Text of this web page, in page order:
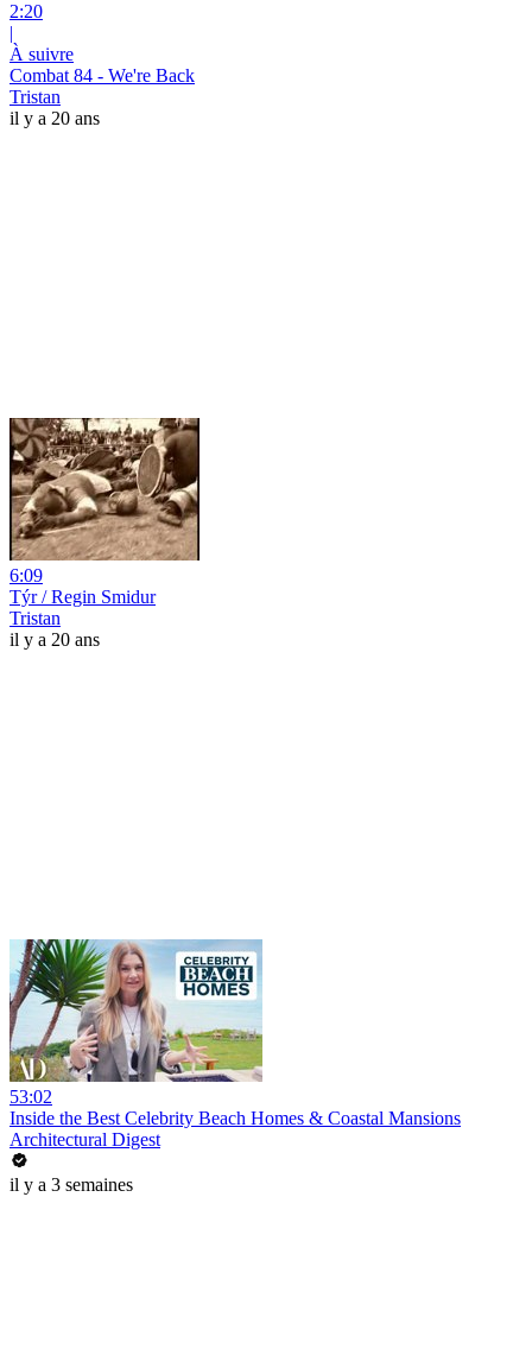
2:20
|
À suivre
Combat 84 - We're Back
Tristan
il y a 20 ans
6:09
Týr / Regin Smidur
Tristan
il y a 20 ans
53:02
Inside the Best Celebrity Beach Homes & Coastal Mansions
Architectural Digest
il y a 3 semaines